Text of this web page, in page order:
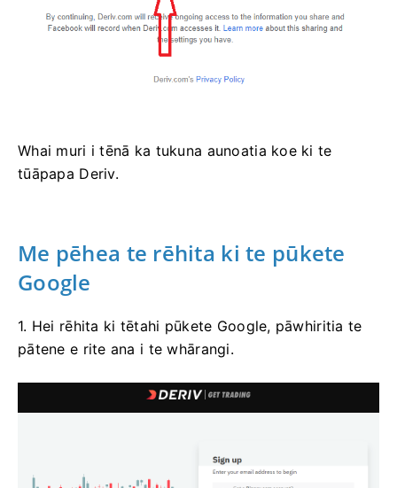
Whai muri i tēnā ka tukuna aunoatia koe ki te
tūāpapa Deriv.
Me pēhea te rēhita ki te pūkete
Google
1. Hei rēhita ki tētahi pūkete Google, pāwhiritia te
pātene e rite ana i te whārangi.